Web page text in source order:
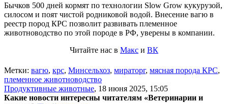
Бычков 500 дней кормят по технологии Slow Grow кукурузой,
силосом и поят чистой родниковой водой. Внесение вагю в
реестр пород КРС позволит развивать племенное
животноводство по этой породе в РФ, уверены в компании.
Читайте нас в Макс и ВК
Метки: вагю, крс, Минсельхоз, мираторг, мясная порода КРС,
племенное животноводство
Продуктивные животные, 18 июня 2025, 15:05
Какие новости интересны читателям «Ветеринарии и